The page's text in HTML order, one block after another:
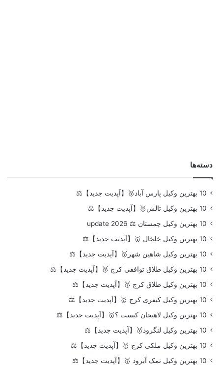
دسته‌ها
10 بهترین وکیل پارس آباد🥇【آپدیت جدید】⚖️
10 بهترین وکیل تالش🥇【آپدیت جدید】⚖️
10 بهترین وکیل چمستان ⚖️ update 2026
10 بهترین وکیل خلخال 🥇【آپدیت جدید】⚖️
10 بهترین وکیل شاهین شهر🥇【آپدیت جدید】⚖️
10 بهترین وکیل طلاق توافقی کرج 🥇【آپدیت جدید】⚖️
10 بهترین وکیل طلاق کرج 🥇【آپدیت جدید】⚖️
10 بهترین وکیل کیفری کرج 🥇【آپدیت جدید】⚖️
10 بهترین وکیل لاهیجان کیست ؟🥇【آپدیت جدید】⚖️
10 بهترین وکیل لنگرود🥇【آپدیت جدید】⚖️
10 بهترین وکیل ملکی کرج 🥇【آپدیت جدید】⚖️
10 بهترین وکیل نمک آبرود 🥇【آپدیت جدید】⚖️